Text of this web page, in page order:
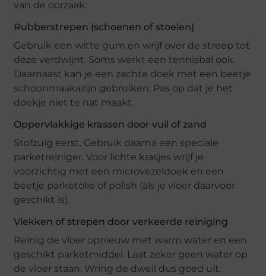
van de oorzaak.
Rubberstrepen (schoenen of stoelen)
Gebruik een witte gum en wrijf over de streep tot
deze verdwijnt. Soms werkt een tennisbal ook.
Daarnaast kan je een zachte doek met een beetje
schoonmaakazijn gebruiken. Pas op dat je het
doekje niet te nat maakt.
Oppervlakkige krassen door vuil of zand
Stofzuig eerst. Gebruik daarna een speciale
parketreiniger. Voor lichte krasjes wrijf je
voorzichtig met een microvezeldoek en een
beetje parketolie of polish (als je vloer daarvoor
geschikt is).
Vlekken of strepen door verkeerde reiniging
Reinig de vloer opnieuw met warm water en een
geschikt parketmiddel. Laat zeker geen water op
de vloer staan. Wring de dweil dus goed uit.